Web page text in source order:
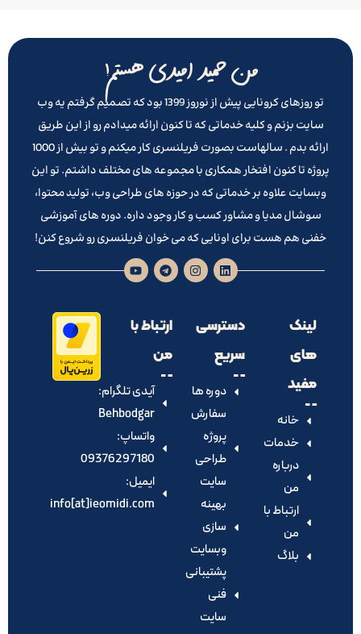
من حمید امیدی هستم!
تو روزهای کرونایی پیش از نوروز 1399 بود که تصمیم گرفتم یه وب
سایت بزنم و کلیه خدماتی که تا کنون ارائه میدادم رو از این طریق
ارائه بدم . سالهاست بصورت فریلنسری کار میکنم و تو بیش از 1000
پروژه تا کنون افتخار همکاری با مجموعه های مختلف داشتم. تو این
وبسایت علاوه بر خدماتی که در حوزه های طراحی وب، تولید محتوا،
سوشال مدیا و مشاور کسب و کار وجود داره. دوره های آموزشی
خفنی هم هست برای اونایی که می خوان فریلنسری رو شروع کنن!
لینک
های
مفید
خانه
خدمات
درباره
من
ارتباط با
من
بلاگ
دسترسی
سریع
دوره ها
سفارش
پروژه
طراحی
سایت
بهینه
سازی
وبسایت
پشتیبانی
فنی
سایت
ارتباط با
من
آیدی تلگرام:‌
Behbodgar
واتساپ:
09376297180
ایمیل:
info[at]ieomidi.com